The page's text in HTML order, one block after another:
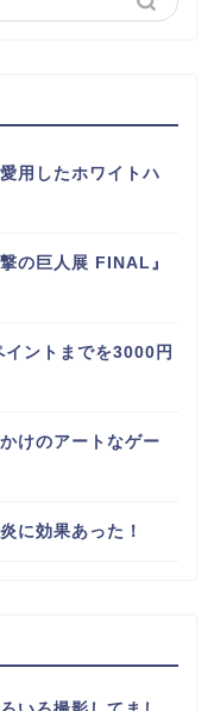
用したホワイトハ
の巨人展 FINAL』
ントまでを3000円
けのアートなゲー
に効果あった！